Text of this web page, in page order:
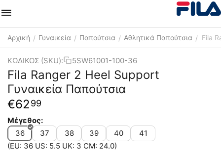
Αρχική / Γυναικεία / Παπούτσια / Αθλητικά Παπούτσια / Fila
ΚΩΔΙΚΟΣ (SKU): 5SW61001-100-36
Fila Ranger 2 Heel Support
Γυναικεία Παπούτσια
€6299
Μέγεθος:
36
37 38 39 40
41
(EU: 36 US: 5.5 UK: 3 CM: 24.0)